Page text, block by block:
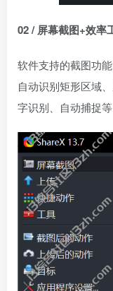
02 / 屏幕截图+效率
软件支持的截图功
自动识别矩形区域
字识别、自动捕捉等